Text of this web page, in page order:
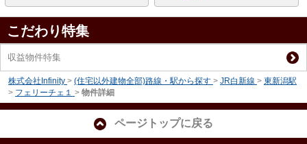
こだわり特集
収益物件特集
株式会社Infinity > (住宅以外建物全部)路線・駅から探す > JR白新線 > 東新潟駅
> フェリーチェ１ > 物件詳細
ページトップに戻る